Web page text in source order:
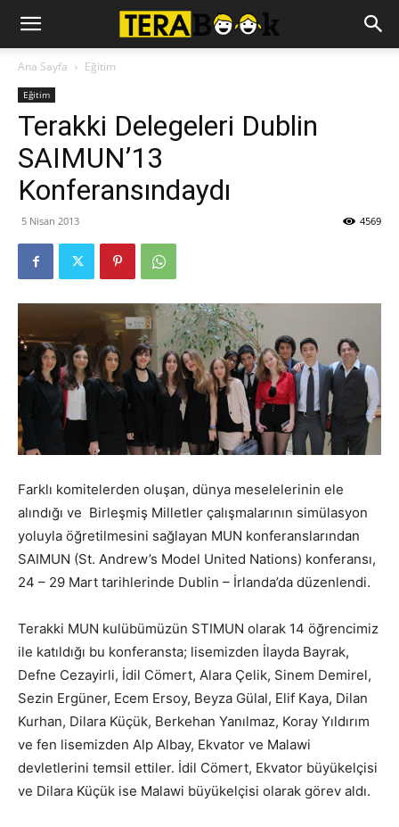
Ana Sayfa Eğitim
Eğitim
Terakki Delegeleri Dublin
SAIMUN’13
Konferansındaydı
5 Nisan 2013 4569
Farklı komitelerden oluşan, dünya meselelerinin ele
alındığı ve Birleşmiş Milletler çalışmalarının simülasyon
yoluyla öğretilmesini sağlayan MUN konferanslarından
SAIMUN (St. Andrew’s Model United Nations) konferansı,
24 – 29 Mart tarihlerinde Dublin – İrlanda’da düzenlendi.
Terakki MUN kulübümüzün STIMUN olarak 14 öğrencimiz
ile katıldığı bu konferansta; lisemizden İlayda Bayrak,
Defne Cezayirli, İdil Cömert, Alara Çelik, Sinem Demirel,
Sezin Ergüner, Ecem Ersoy, Beyza Gülal, Elif Kaya, Dilan
Kurhan, Dilara Küçük, Berkehan Yanılmaz, Koray Yıldırım
ve fen lisemizden Alp Albay, Ekvator ve Malawi
devletlerini temsil ettiler. İdil Cömert, Ekvator büyükelçisi
ve Dilara Küçük ise Malawi büyükelçisi olarak görev aldı.